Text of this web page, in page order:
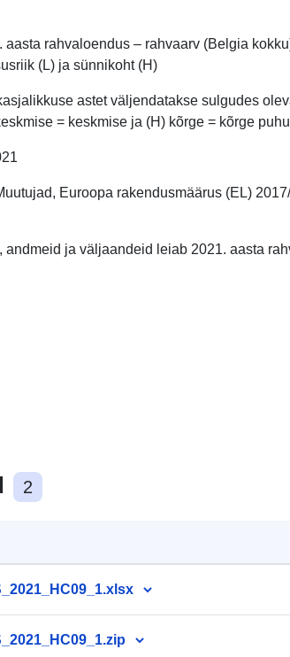
aasta rahvaloendus – rahvaarv (Belgia
(L) ja sünnikoht (H)
astet väljendatakse sulgudes
= keskmise ja (H) kõrge = kõrge
Euroopa rakendusmäärus (EL)
andmeid ja väljaandeid leiab 2021. aasta
2